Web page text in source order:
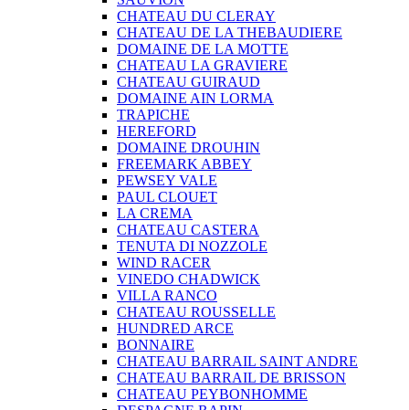
CHATEAU DU CLERAY
CHATEAU DE LA THEBAUDIERE
DOMAINE DE LA MOTTE
CHATEAU LA GRAVIERE
CHATEAU GUIRAUD
DOMAINE AIN LORMA
TRAPICHE
HEREFORD
DOMAINE DROUHIN
FREEMARK ABBEY
PEWSEY VALE
PAUL CLOUET
LA CREMA
CHATEAU CASTERA
TENUTA DI NOZZOLE
WIND RACER
VINEDO CHADWICK
VILLA RANCO
CHATEAU ROUSSELLE
HUNDRED ARCE
BONNAIRE
CHATEAU BARRAIL SAINT ANDRE
CHATEAU BARRAIL DE BRISSON
CHATEAU PEYBONHOMME